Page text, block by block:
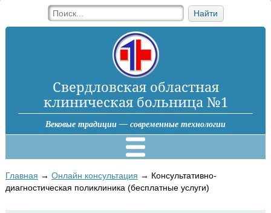
Найти
Свердловская областная
клиническая больница №1
Вековые традиции — современные технологии
Главная → Онлайн консультация → Консультативно-
диагностическая поликлиника (бесплатные услуги)